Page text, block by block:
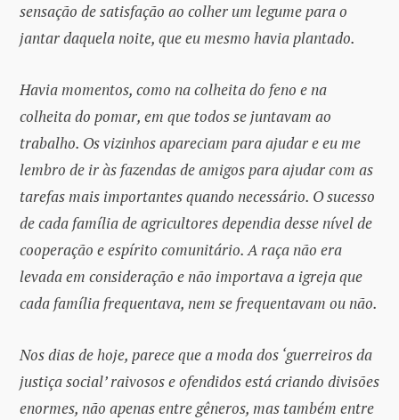
sensação de satisfação ao colher um legume para o
jantar daquela noite, que eu mesmo havia plantado.
Havia momentos, como na colheita do feno e na
colheita do pomar, em que todos se juntavam ao
trabalho. Os vizinhos apareciam para ajudar e eu me
lembro de ir às fazendas de amigos para ajudar com as
tarefas mais importantes quando necessário. O sucesso
de cada família de agricultores dependia desse nível de
cooperação e espírito comunitário. A raça não era
levada em consideração e não importava a igreja que
cada família frequentava, nem se frequentavam ou não.
Nos dias de hoje, parece que a moda dos ‘guerreiros da
justiça social’ raivosos e ofendidos está criando divisões
enormes, não apenas entre gêneros, mas também entre